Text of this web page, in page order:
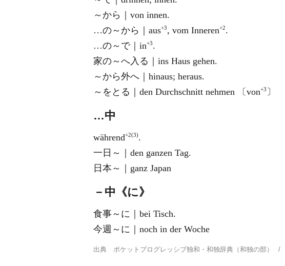
～から｜von innen.
…の～から｜aus+3, vom Inneren+2.
…の～で｜in+3.
家の～へ入る｜ins Haus gehen.
～から外へ｜hinaus; heraus.
～をとる｜den Durchschnitt nehmen 〔von+3 〕
…中
während+2(3).
一日～｜den ganzen Tag.
日本～｜ganz Japan
－中《に》
食事～に｜bei Tisch.
今週～に｜noch in der Woche
出典 ポケットプログレッシブ独和・和独辞典（和独の部）